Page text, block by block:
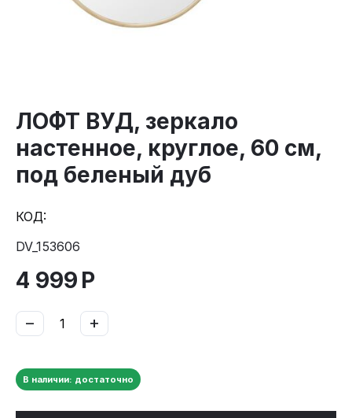
ЛОФТ ВУД, зеркало
настенное, круглое, 60 см,
под беленый дуб
КОД:
DV_153606
4 999 Р
+
−
В наличии: достаточно